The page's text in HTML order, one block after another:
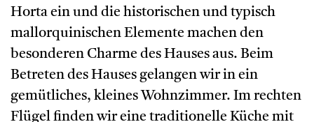
Horta ein und die historischen und typisch
mallorquinischen Elemente machen den
besonderen Charme des Hauses aus. Beim
Betreten des Hauses gelangen wir in ein
gemütliches, kleines Wohnzimmer. Im rechten
Flügel finden wir eine traditionelle Küche mit